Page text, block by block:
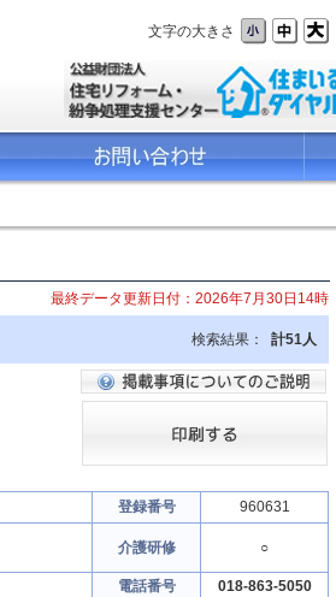
文字の大きさ
最終データ更新日付：2026年7月30日14時
検索結果： 計51人
登録番号
960631
介護研修 ○
電話番号 018-863-5050